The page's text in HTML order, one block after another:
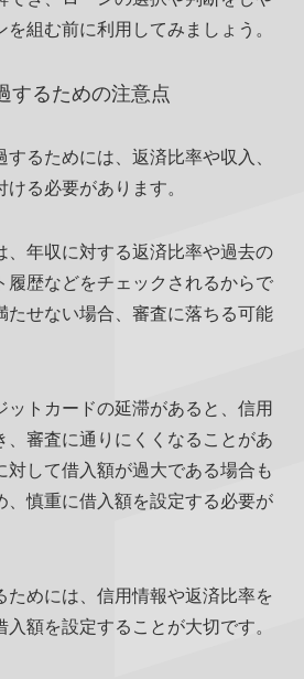
組む前に利用してみましょう。
するための注意点
るためには、返済比率や収入、
る必要があります。
、年収に対する返済比率や過去の
履歴などをチェックされるからで
たせない場合、審査に落ちる可能
ットカードの延滞があると、信用
、審査に通りにくくなることがあ
対して借入額が過大である場合も
、慎重に借入額を設定する必要が
ためには、信用情報や返済比率を
額を設定することが大切です。